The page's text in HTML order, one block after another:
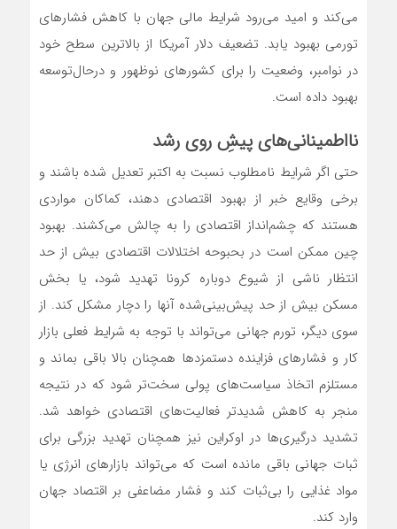
می‌کند و امید می‌رود شرایط مالی جهان با کاهش فشارهای
تورمی بهبود یابد. تضعیف دلار آمریکا از بالاترین سطح خود
در نوامبر، وضعیت را برای کشورهای نوظهور و در‌حال‌توسعه
بهبود داده است.
نااطمینانی‌های پیشِ روی رشد
حتی اگر شرایط نامطلوب نسبت به اکتبر تعدیل شده باشند و
برخی وقایع خبر از بهبود اقتصادی دهند، کماکان مواردی
هستند که چشم‌انداز اقتصادی را به چالش می‌کشند. بهبود
چین ممکن است در بحبوحه اختلالات اقتصادی بیش از حد
انتظار ناشی از شیوع دوباره کرونا تهدید شود، یا بخش
مسکن بیش از حد پیش‌بینی‌شده آنها را دچار مشکل کند. از
سوی دیگر، تورم جهانی می‌تواند با توجه به شرایط فعلی بازار
کار و فشارهای فزاینده دستمزدها همچنان بالا باقی بماند و
مستلزم اتخاذ سیاست‌های پولی سخت‌تر شود که در نتیجه
منجر به کاهش شدیدتر فعالیت‌های اقتصادی خواهد شد.
تشدید درگیری‌ها در اوکراین نیز همچنان تهدید بزرگی برای
ثبات جهانی باقی مانده است که می‌تواند بازارهای انرژی یا
مواد غذایی را بی‌ثبات کند و فشار مضاعفی بر اقتصاد جهان
وارد کند.